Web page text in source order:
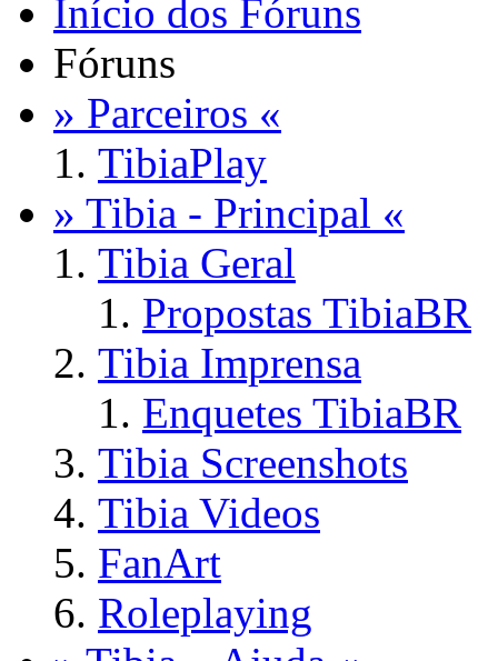
Início dos Fóruns
Fóruns
» Parceiros «
TibiaPlay
» Tibia - Principal «
Tibia Geral
Propostas TibiaBR
Tibia Imprensa
Enquetes TibiaBR
Tibia Screenshots
Tibia Videos
FanArt
Roleplaying